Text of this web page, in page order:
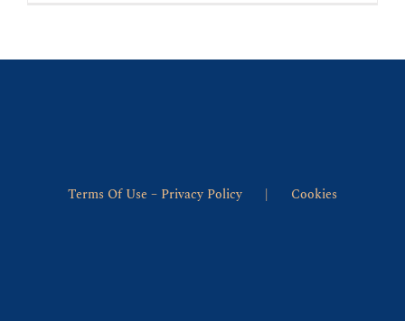
Terms Of Use – Privacy Policy Cookies